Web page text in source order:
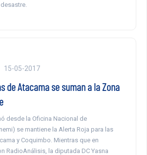
15-05-2017
de Atacama se suman a la Zona
desde la Oficina Nacional de
se mantiene la Alerta Roja para las
y Coquimbo. Mientras que en
RadioAnálisis, la diputada DC Yasna